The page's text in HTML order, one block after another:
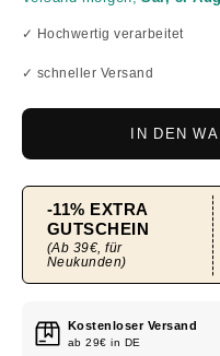
✓ Hochwertig verarbeitet
✓ schneller Versand
IN DEN
Kostenloser Versand
ab 29€ in DE